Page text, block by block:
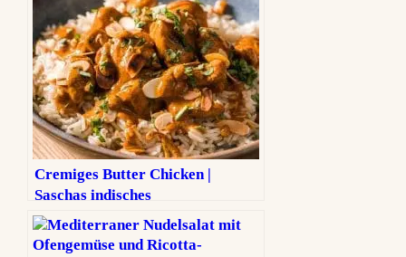
Cremiges Butter Chicken |
Saschas indisches
Lieblingsgericht